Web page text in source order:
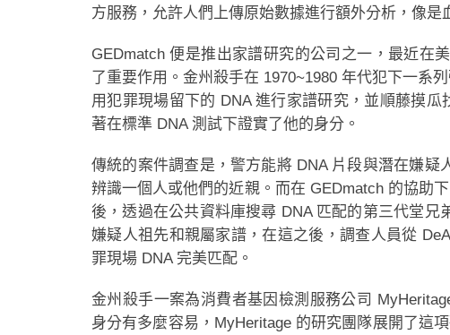
方服務，允許人們上傳原始數據進行額外分析，像是
GEDmatch 便是推出家譜研究的公司之一，最近在
了重要作用。金州殺手在 1970~1980 年代犯下一系
用犯罪現場留下的 DNA 進行家譜研究，並順藤摸
著在標準 DNA 測試下證實了他的身分。
傳統的案件調查是，警方能將 DNA 片段與潛在嫌
辨識一個人或他們的近親。而在 GEDmatch 的協助
後，透過在公共資料庫搜尋 DNA 匹配的第三代堂
嫌疑人祖先和親屬家譜，在這之後，調查人員從
罪現場 DNA 完美匹配。
金州殺手一案為消費者基因檢測服務公司
身分有多麼容易，MyHeritage 的研究團隊展開了這